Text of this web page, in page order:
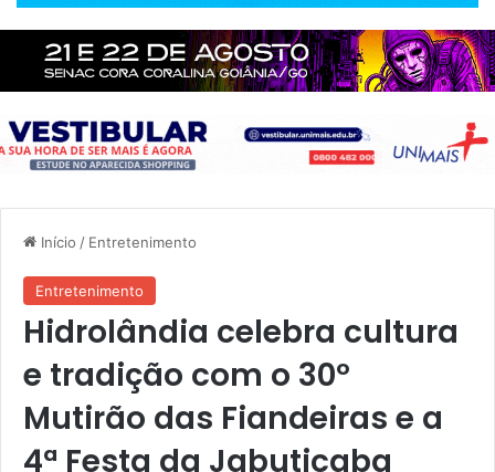
Início / Entretenimento
Entretenimento
Hidrolândia celebra cultura
e tradição com o 30º
Mutirão das Fiandeiras e a
4ª Festa da Jabuticaba